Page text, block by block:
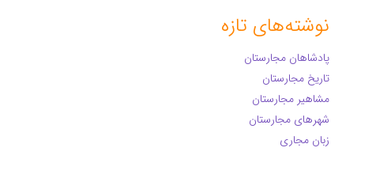
نوشته‌های تازه
پادشاهان مجارستان
تاریخ مجارستان
مشاهیر مجارستان
شهرهای مجارستان
زبان مجاری